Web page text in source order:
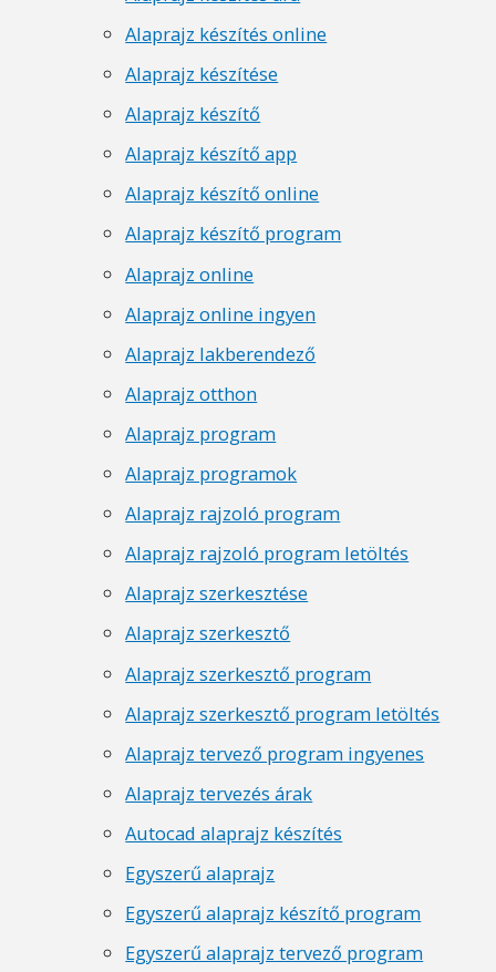
Alaprajz készítés online
Alaprajz készítése
Alaprajz készítő
Alaprajz készítő app
Alaprajz készítő online
Alaprajz készítő program
Alaprajz online
Alaprajz online ingyen
Alaprajz lakberendező
Alaprajz otthon
Alaprajz program
Alaprajz programok
Alaprajz rajzoló program
Alaprajz rajzoló program letöltés
Alaprajz szerkesztése
Alaprajz szerkesztő
Alaprajz szerkesztő program
Alaprajz szerkesztő program letöltés
Alaprajz tervező program ingyenes
Alaprajz tervezés árak
Autocad alaprajz készítés
Egyszerű alaprajz
Egyszerű alaprajz készítő program
Egyszerű alaprajz tervező program